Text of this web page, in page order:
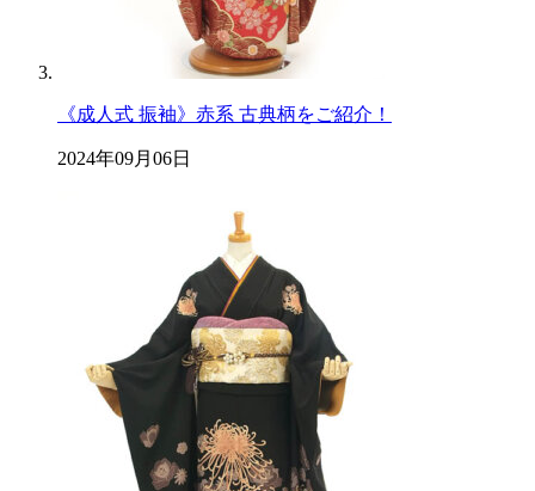
《成人式 振袖》赤系 古典柄をご紹介！
2024年09月06日